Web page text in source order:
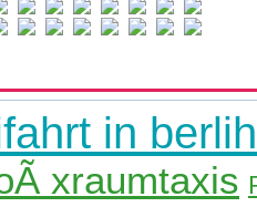
in berlih
xraumtaxis